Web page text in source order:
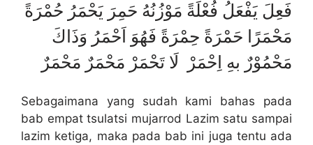
فَعِلَ يَفْعَلُ فُعْلَةً مَوْزُنُهُ حَمِرَ يَحْمَرُ حُمْرَةً
مَحْمَرًا حَمْرَةً حِمْرَةً فَهُوَ اَحْمَرُ وَذَاكَ
مَحْمُوْرٌ بهِ اِحْمَرْ لَا تَحْمَرْ مَحْمَرٌ مَحْمَرٌ
Sebagaimana yang sudah kami bahas pada
bab empat tsulatsi mujarrod Lazim satu sampai
lazim ketiga, maka pada bab ini juga tentu ada